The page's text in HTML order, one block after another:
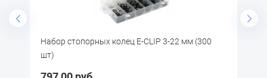
Набор стопорных колец E-CLIP 3-22 мм (300